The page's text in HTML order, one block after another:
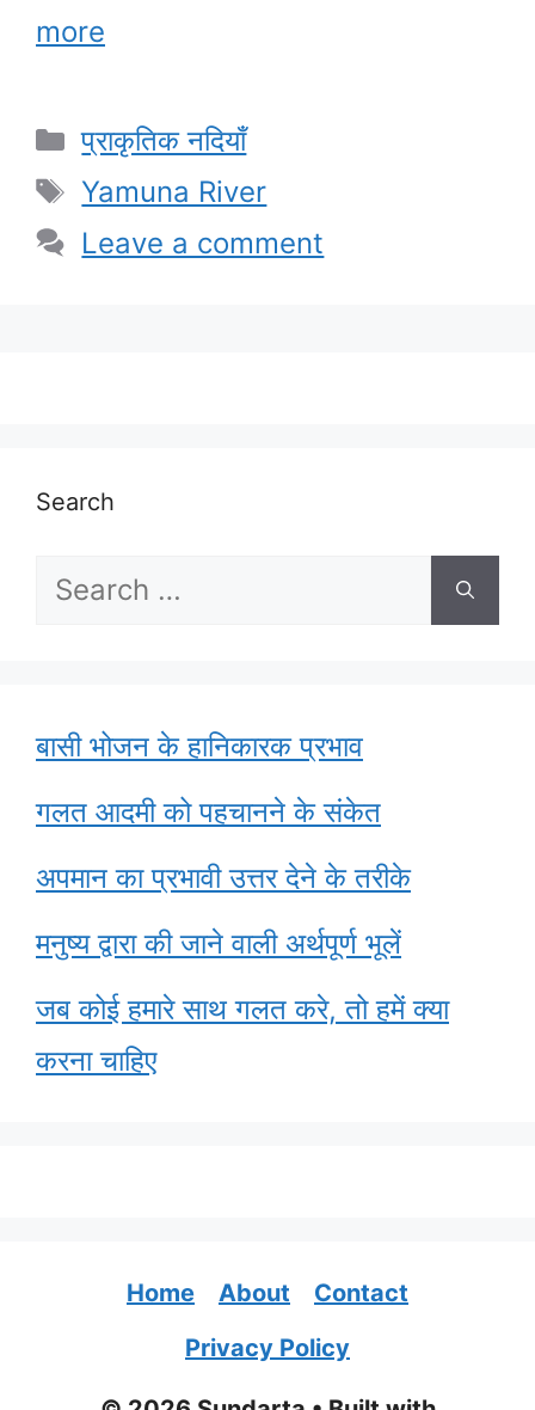
more
Categories
प्राकृतिक नदियाँ
Tags
Yamuna River
Leave a comment
Search
Search
बासी भोजन के हानिकारक प्रभाव
गलत आदमी को पहचानने के संकेत
अपमान का प्रभावी उत्तर देने के तरीके
मनुष्य द्वारा की जाने वाली अर्थपूर्ण भूलें
जब कोई हमारे साथ गलत करे, तो हमें क्या
करना चाहिए
Home About
Contact
Privacy Policy